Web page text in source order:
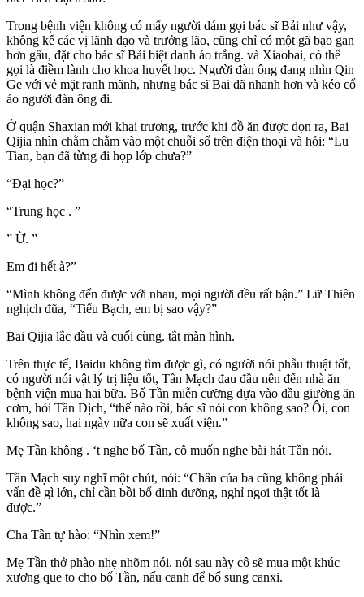
Trong bệnh viện không có mấy người dám gọi bác sĩ Bải như vậy,
không kể các vị lãnh đạo và trưởng lão, cũng chỉ có một gã bạo gan
hơn gấu, đặt cho bác sĩ Bải biệt danh áo trắng. và Xiaobai, có thể
gọi là điềm lành cho khoa huyết học. Người đàn ông đang nhìn Qin
Ge với vẻ mặt ranh mãnh, nhưng bác sĩ Bai đã nhanh hơn và kéo cổ
áo người đàn ông đi.
Ở quận Shaxian mới khai trương, trước khi đồ ăn được dọn ra, Bai
Qijia nhìn chằm chằm vào một chuỗi số trên điện thoại và hỏi: “Lu
Tian, ​​bạn đã từng đi họp lớp chưa?”
“Đại học?”
“Trung học . ”
” Ừ. ”
Em đi hết à?”
“Mình không đến được với nhau, mọi người đều rất bận.” Lữ Thiên
nghịch đũa, “Tiểu Bạch, em bị sao vậy?”
Bai Qijia lắc đầu và cuối cùng. tắt màn hình.
Trên thực tế, Baidu không tìm được gì, có người nói phẫu thuật tốt,
có người nói vật lý trị liệu tốt, Tần Mạch đau đầu nên đến nhà ăn
bệnh viện mua hai bữa. Bố Tần miễn cưỡng dựa vào đầu giường ăn
cơm, hỏi Tần Dịch, “thế nào rồi, bác sĩ nói con không sao? Ôi, con
không sao, hai ngày nữa con sẽ xuất viện.”
Mẹ Tần không . ‘t nghe bố Tần, cô muốn nghe bài hát Tần nói.
Tần Mạch suy nghĩ một chút, nói: “Chân của ba cũng không phải
vấn đề gì lớn, chỉ cần bồi bổ dinh dưỡng, nghỉ ngơi thật tốt là
được.”
Cha Tần tự hào: “Nhìn xem!”
Mẹ Tần thở phào nhẹ nhõm nói. nói sau này cô sẽ mua một khúc
xương que to cho bố Tần, nấu canh để bổ sung canxi.